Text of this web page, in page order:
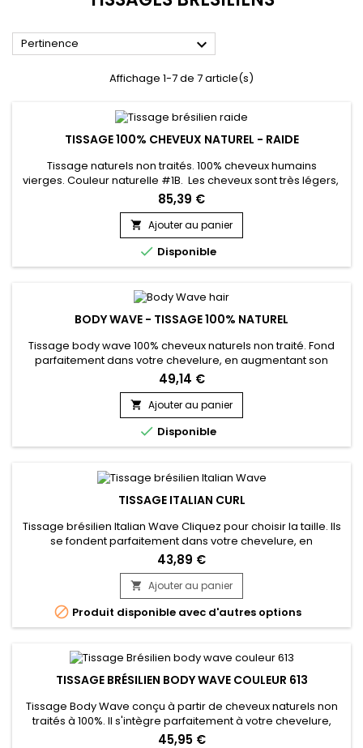
Pertinence 
Affichage 1-7 de 7 article(s)
TISSAGE 100% CHEVEUX NATUREL - RAIDE
Tissage naturels non traités. 100% cheveux humains
vierges. Couleur naturelle #1B. Les cheveux sont très légers,
souples, pour un look naturel. Ils sont cousus machine l’un à
l’autre, offrant une forte solidité, une perte de cheveux
minime. Cuticule intact. Lavage facile ne s’emmêle pas. Les
cheveux peuvent être colorés, lissés ou bouclés. Poids...
85,39 €
 Ajouter au panier
 Disponible
BODY WAVE - TISSAGE 100% NATUREL
Tissage body wave 100% cheveux naturels non traité. Fond
parfaitement dans votre chevelure, en augmentant son
volume ou sa longueur. Très soyeux et très doux, et légers,
pour un look naturel. Cousus à la machine ils offre une forte
solidité et une perte de cheveux minime. Facile à laver, ils ne
s'emmêlent pas, donne une tenue longue durée et un durée
de...
49,14 €
 Ajouter au panier
 Disponible
TISSAGE ITALIAN CURL
Tissage brésilien Italian Wave Cliquez pour choisir la taille. Ils
se fondent parfaitement dans votre chevelure, en
augmentant son volume ou sa longueur. Très soyeux et très
doux, les tissages brésiliens sont naturels et disponibles en
trame de côté. Cheveu est très léger, souple, pour un look
naturel. Ils sont cousus machine l’un à l’autre, offrant une...
43,89 €
 Ajouter au panier
 Produit disponible avec d'autres options
TISSAGE BRÉSILIEN BODY WAVE COULEUR 613
Tissage Body Wave conçu à partir de cheveux naturels non
traités à 100%. Il s'intègre parfaitement à votre chevelure,
ajoutant du volume ou de la longueur de manière
45,95 €
accès prioritaire aux nouveautés.
Email
Je Profite de mes avantages
NON, MERCI